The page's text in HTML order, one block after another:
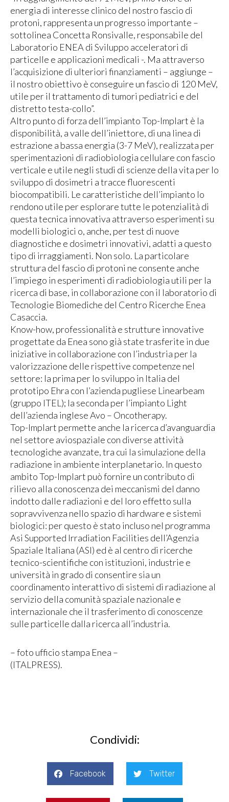
energia di interesse clinico del nostro fascio di
protoni, rappresenta un progresso importante –
sottolinea Concetta Ronsivalle, responsabile del
Laboratorio ENEA di Sviluppo acceleratori di
particelle e applicazioni medicali -. Ma attraverso
l’acquisizione di ulteriori finanziamenti – aggiunge –
il nostro obiettivo è conseguire un fascio di 120 MeV,
utile per il trattamento di tumori pediatrici e del
distretto testa-collo”.
Altro punto di forza dell’impianto Top-Implart è la
disponibilità, a valle dell’iniettore, di una linea di
estrazione a bassa energia (3-7 MeV), realizzata per
sperimentazioni di radiobiologia cellulare con fascio
verticale e utile negli studi di scienze della vita per lo
sviluppo di dosimetri a tracce fluorescenti
biocompatibili. Le caratteristiche dell’impianto lo
rendono utile per esplorare tutte le potenzialità di
questa tecnica innovativa attraverso esperimenti su
modelli biologici o, anche, per test di nuove
diagnostiche e dosimetri innovativi, adatti a questo
tipo di irraggiamenti. Non solo. La particolare
struttura del fascio di protoni ne consente anche
l’impiego in esperimenti di radiobiologia utili per la
ricerca di base, in collaborazione con il laboratorio di
Tecnologie Biomediche del Centro Ricerche Enea
Casaccia.
Know-how, professionalità e strutture innovative
progettate da Enea sono già state trasferite in due
iniziative in collaborazione con l’industria per la
valorizzazione delle rispettive competenze nel
settore: la prima per lo sviluppo in Italia del
prototipo Ehra con l’azienda pugliese Linearbeam
(gruppo ITEL); la seconda per l’impianto Light
dell’azienda inglese Avo – Oncotherapy.
Top-Implart permette anche la ricerca d’avanguardia
nel settore aviospaziale con diverse attività
tecnologiche avanzate, tra cui la simulazione della
radiazione in ambiente interplanetario. In questo
ambito Top-Implart può fornire un contributo di
rilievo alla conoscenza dei meccanismi del danno
indotto dalle radiazioni e del loro effetto sulla
sopravvivenza nello spazio di hardware e sistemi
biologici: per questo è stato incluso nel programma
Asi Supported Irradiation Facilities dell’Agenzia
Spaziale Italiana (ASI) ed è al centro di ricerche
tecnico-scientifiche con istituzioni, industrie e
università in grado di consentire sia un
coordinamento interattivo di sistemi di radiazione al
servizio della comunità spaziale nazionale e
internazionale che il trasferimento di conoscenze
sulle particelle dalla ricerca all’industria.
– foto ufficio stampa Enea –
(ITALPRESS).
Condividi:
Facebook Twitter